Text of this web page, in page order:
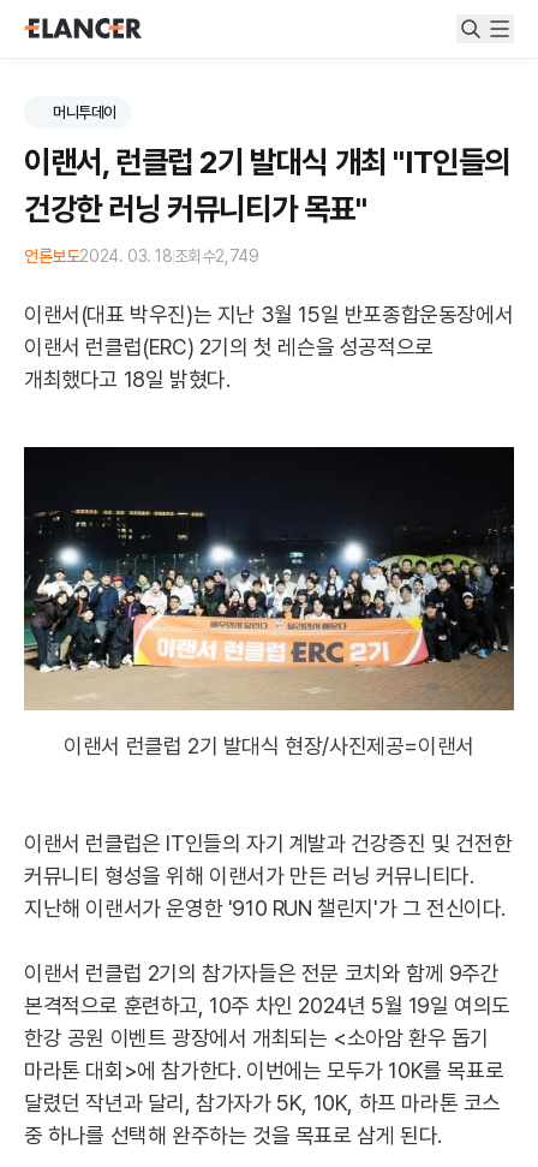
머니투데이
이랜서, 런클럽 2기 발대식 개최 "IT인들의
건강한 러닝 커뮤니티가 목표"
언론보도2024. 03. 18조회수2,749
이랜서(대표 박우진)는 지난 3월 15일 반포종합운동장에서
이랜서 런클럽(ERC) 2기의 첫 레슨을 성공적으로
개최했다고 18일 밝혔다.
이랜서 런클럽 2기 발대식 현장/사진제공=이랜서
이랜서 런클럽은 IT인들의 자기 계발과 건강증진 및 건전한
커뮤니티 형성을 위해 이랜서가 만든 러닝 커뮤니티다.
지난해 이랜서가 운영한 '910 RUN 챌린지'가 그 전신이다.
이랜서 런클럽 2기의 참가자들은 전문 코치와 함께 9주간
본격적으로 훈련하고, 10주 차인 2024년 5월 19일 여의도
한강 공원 이벤트 광장에서 개최되는 <소아암 환우 돕기
마라톤 대회>에 참가한다. 이번에는 모두가 10K를 목표로
달렸던 작년과 달리, 참가자가 5K, 10K, 하프 마라톤 코스
중 하나를 선택해 완주하는 것을 목표로 삼게 된다.